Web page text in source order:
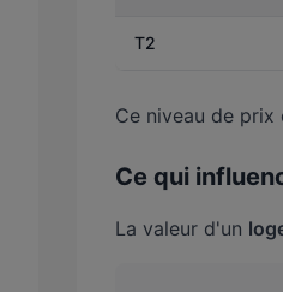
T2
Ce niveau de
Ce qui
La valeur d'un